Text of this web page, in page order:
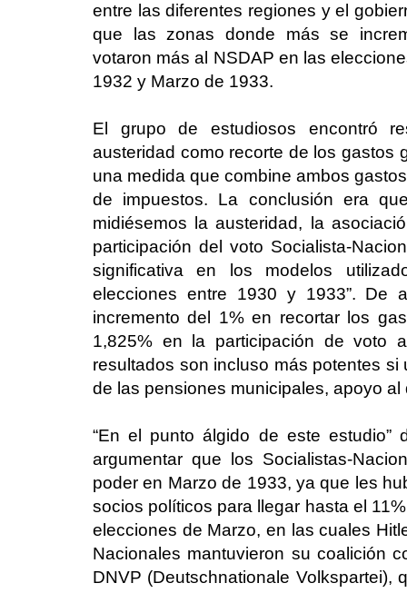
entre las diferentes regiones y el
que las zonas donde más se
votaron más al NSDAP en las
1932 y Marzo de 1933.
El grupo de estudiosos encontró
austeridad como recorte de los gastos
una medida que combine ambos
de impuestos. La conclusión era
midiésemos la austeridad, la
participación del voto Socialista-
significativa en los modelos
elecciones entre 1930 y 1933”. De
incremento del 1% en recortar los
1,825% en la participación de voto
resultados son incluso más potentes
de las pensiones municipales, apoyo
“En el punto álgido de este estudio”
argumentar que los Socialistas-
poder en Marzo de 1933, ya que les
socios políticos para llegar hasta el
elecciones de Marzo, en las cuales
Nacionales mantuvieron su coalición
DNVP (Deutschnationale Volkspartei),